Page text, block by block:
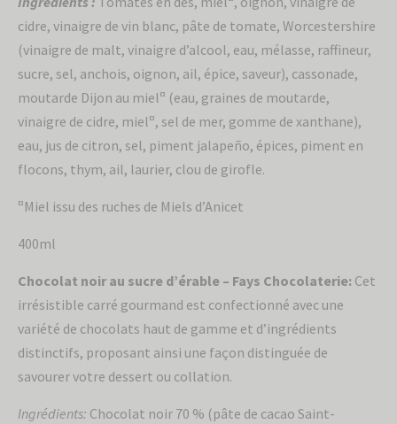
cidre, vinaigre de vin blanc, pâte de tomate, Worcestershire
(vinaigre de malt, vinaigre d’alcool, eau, mélasse, raffineur,
sucre, sel, anchois, oignon, ail, épice, saveur), cassonade,
moutarde Dijon au miel¤ (eau, graines de moutarde,
vinaigre de cidre, miel¤, sel de mer, gomme de xanthane),
eau, jus de citron, sel, piment jalapeño, épices, piment en
flocons, thym, ail, laurier, clou de girofle.
¤ Miel issu des ruches de Miels d’Anicet
400ml
Chocolat noir au sucre d’érable – Fays Chocolaterie: Cet
irrésistible carré gourmand est confectionné avec une
variété de chocolats haut de gamme et d’ingrédients
distinctifs, proposant ainsi une façon distinguée de
savourer votre dessert ou collation.
Ingrédients: Chocolat noir 70 % (pâte de cacao Saint-